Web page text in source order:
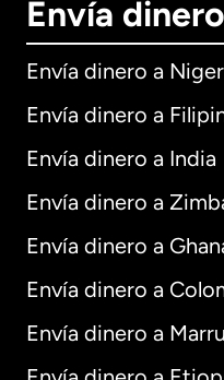
Envía
Envía dinero a
Envía dinero a
Envía dinero a India
Envía dinero a
Envía dinero a
Envía dinero a
Envía dinero a